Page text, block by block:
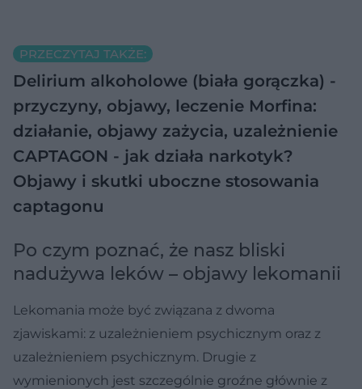
PRZECZYTAJ TAKŻE:
Delirium alkoholowe (biała gorączka) -
przyczyny, objawy, leczenie Morfina:
działanie, objawy zażycia, uzależnienie
CAPTAGON - jak działa narkotyk?
Objawy i skutki uboczne stosowania
captagonu
Po czym poznać, że nasz bliski
nadużywa leków – objawy lekomanii
Lekomania może być związana z dwoma
zjawiskami: z uzależnieniem psychicznym oraz z
uzależnieniem psychicznym. Drugie z
wymienionych jest szczególnie groźne głównie z